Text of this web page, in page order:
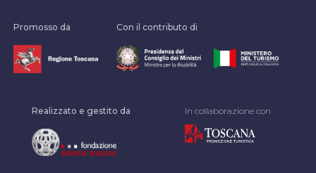
Promosso da Con il contributo di
Realizzato e gestito da In collaborazione con